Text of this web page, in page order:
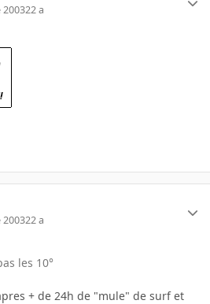
200322 a
200322 a
les 10°
+ de 24h de "mule" de surf et